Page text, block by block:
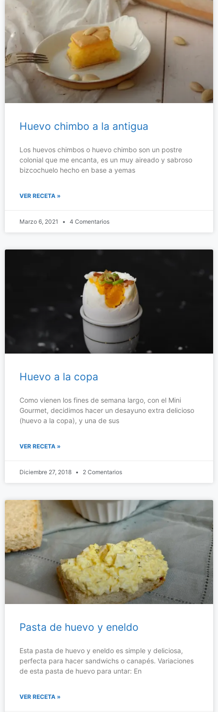
Huevo chimbo a la antigua
Los huevos chimbos o huevo chimbo son un postre
colonial que me encanta, es un muy aireado y sabroso
bizcochuelo hecho en base a yemas
VER RECETA »
Marzo 6, 2021 4 Comentarios
Huevo a la copa
Como vienen los fines de semana largo, con el Mini
Gourmet, decidimos hacer un desayuno extra delicioso
(huevo a la copa), y una de sus
VER RECETA »
Diciembre 27, 2018 2 Comentarios
Pasta de huevo y eneldo
Esta pasta de huevo y eneldo es simple y deliciosa,
perfecta para hacer sandwichs o canapés. Variaciones
de esta pasta de huevo para untar: En
VER RECETA »